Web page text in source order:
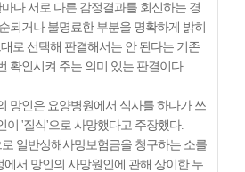
다 서로 다른 감정결과를 회신하는 경
되거나 불명료한 부분을 명확하게 밝히
로 선택해 판결해서는 안 된다는 기존
확인시켜 주는 의미 있는 판결이다.
망인은 요양병원에서 식사를 하다가 쓰
이 '질식'으로 사망했다고 주장했다.
일반상해사망보험금을 청구하는 소를
서 망인의 사망원인에 관해 상이한 두